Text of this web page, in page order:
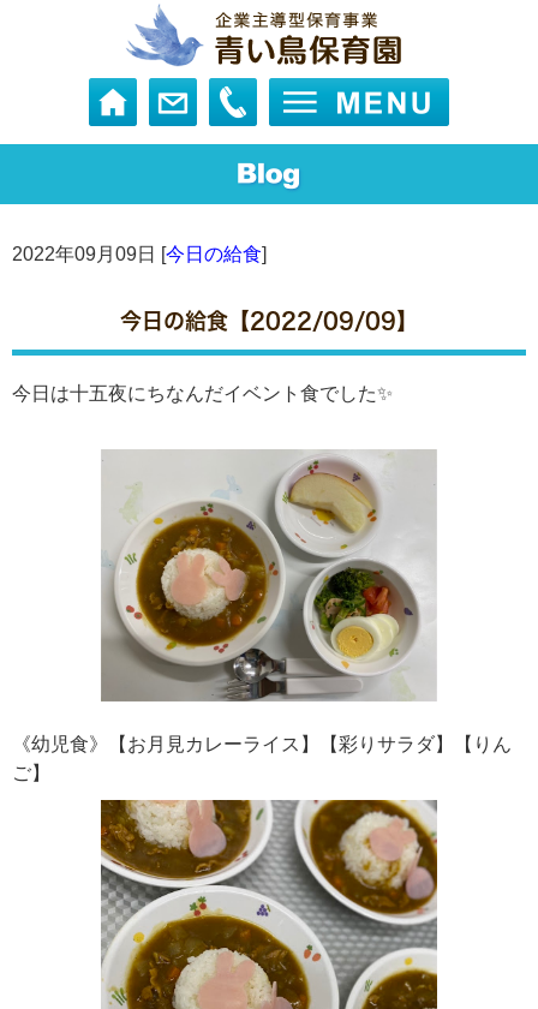
2022年09月09日 [今日の給食]
今日の給食【2022/09/09】
今日は十五夜にちなんだイベント食でした✨
《幼児食》【お月見カレーライス】【彩りサラダ】【りん
ご】